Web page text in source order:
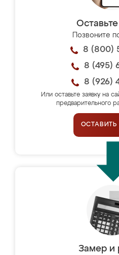
Позвоните
8 (800)
8 (495)
8 (926)
Или оставьте заявку на
предварительного
ОСТАВИТЬ
Замер и